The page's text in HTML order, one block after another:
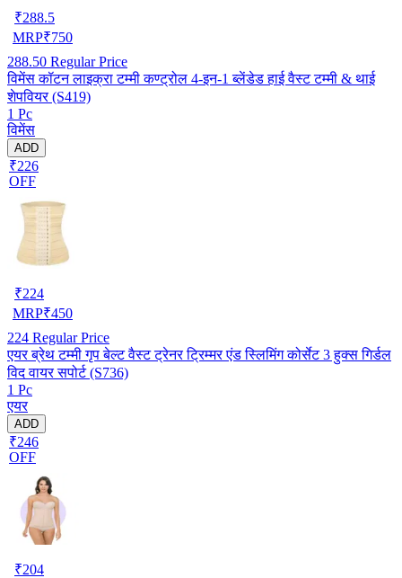
₹288.5
MRP₹750
288.50 Regular Price
विमेंस कॉटन लाइक्रा टम्मी कण्ट्रोल 4-इन-1 ब्लेंडेड हाई वैस्ट टम्मी & थाई
शेपवियर (S419)
1 Pc
विमेंस
ADD
₹226
OFF
₹224
MRP₹450
224 Regular Price
एयर ब्रेथ टम्मी गृप बेल्ट वैस्ट ट्रेनर ट्रिम्मर एंड स्लिमिंग कोर्सेट 3 हुक्स गिर्डल
विद वायर सपोर्ट (S736)
1 Pc
एयर
ADD
₹246
OFF
₹204